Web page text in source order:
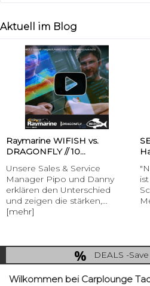
Aktuell im Blog
Raymarine WIFISH vs.
DRAGONFLY // 10...
Unsere Sales & Service
Manager Pipo und Danny
erklären den Unterschied
und zeigen die stärken,...
[mehr]
DEALS -
Wilkommen bei Carplounge